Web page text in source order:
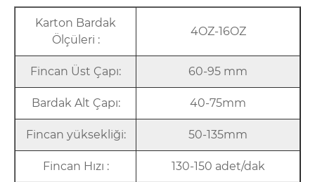
Karton Bardak
Ölçüleri :
4OZ-16OZ
Fincan Üst Çapı: 60-95 mm
Bardak Alt Çapı: 40-75mm
Fincan yüksekliği: 50-135mm
Fincan Hızı : 130-150 adet/dak